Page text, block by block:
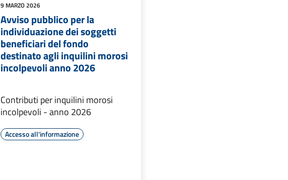
9 MARZO 2026
Avviso pubblico per la
individuazione dei soggetti
beneficiari del fondo
destinato agli inquilini morosi
incolpevoli anno 2026
Contributi per inquilini morosi
incolpevoli - anno 2026
Accesso all'informazione